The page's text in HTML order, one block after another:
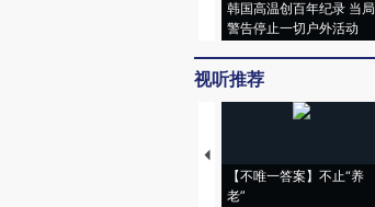
韩国高温创百年纪录 当局
警告停止一切户外活动
视听推荐
【不唯一答案】不止“养
老”